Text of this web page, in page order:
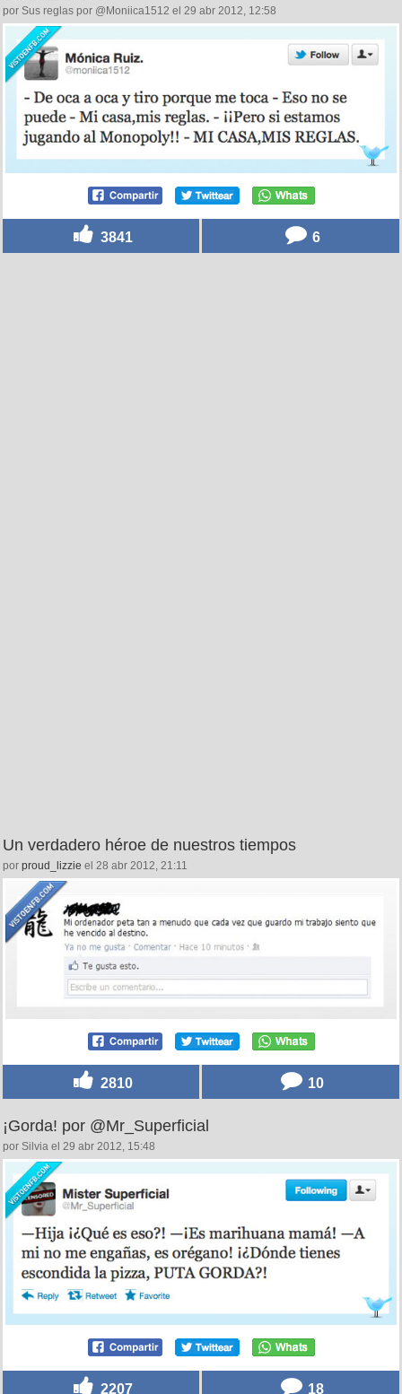
por Sus reglas por @Moniica1512 el 29 abr 2012, 12:58
3841 6
Un verdadero héroe de nuestros tiempos
por proud_lizzie el 28 abr 2012, 21:11
2810 10
¡Gorda! por @Mr_Superficial
por Silvia el 29 abr 2012, 15:48
2207 18